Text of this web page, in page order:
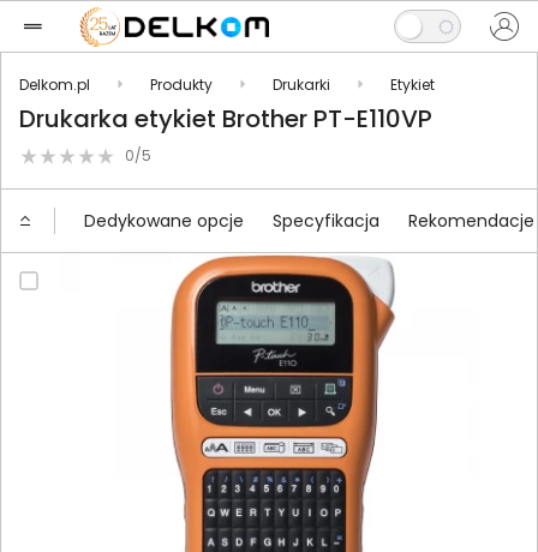
Delkom.pl Produkty Drukarki Etykiet
Drukarka etykiet Brother PT-E110VP
0/5
Dedykowane opcje Specyfikacja Rekomendacje